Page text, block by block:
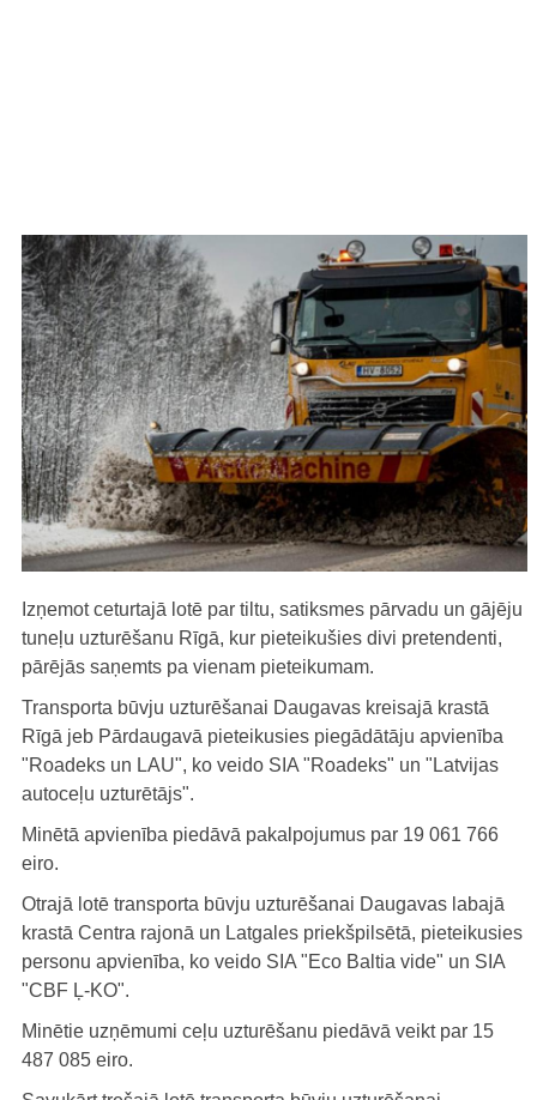
Izņemot ceturtajā lotē par tiltu, satiksmes pārvadu un gājēju
tuneļu uzturēšanu Rīgā, kur pieteikušies divi pretendenti,
pārējās saņemts pa vienam pieteikumam.
Transporta būvju uzturēšanai Daugavas kreisajā krastā
Rīgā jeb Pārdaugavā pieteikusies piegādātāju apvienība
"Roadeks un LAU", ko veido SIA "Roadeks" un "Latvijas
autoceļu uzturētājs".
Minētā apvienība piedāvā pakalpojumus par 19 061 766
eiro.
Otrajā lotē transporta būvju uzturēšanai Daugavas labajā
krastā Centra rajonā un Latgales priekšpilsētā, pieteikusies
personu apvienība, ko veido SIA "Eco Baltia vide" un SIA
"CBF Ļ-KO".
Minētie uzņēmumi ceļu uzturēšanu piedāvā veikt par 15
487 085 eiro.